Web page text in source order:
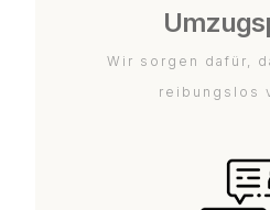
Wir sorgen dafür,
reibungslos